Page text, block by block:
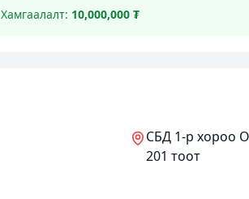
Хамгаалалт: 10,000,000 ₮
СБД 1-р хороо
201 тоот